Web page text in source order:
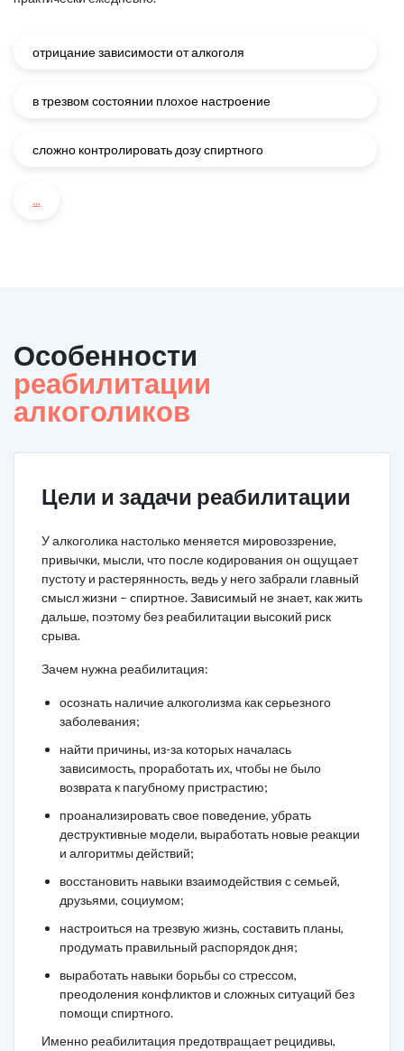
отрицание зависимости от алкоголя
в трезвом состоянии плохое настроение
сложно контролировать дозу спиртного
...
Особенности
реабилитации
алкоголиков
Цели и задачи реабилитации
У алкоголика настолько меняется мировоззрение,
привычки, мысли, что после кодирования он ощущает
пустоту и растерянность, ведь у него забрали главный
смысл жизни – спиртное. Зависимый не знает, как жить
дальше, поэтому без реабилитации высокий риск
срыва.
Зачем нужна реабилитация:
осознать наличие алкоголизма как серьезного
заболевания;
найти причины, из-за которых началась
зависимость, проработать их, чтобы не было
возврата к пагубному пристрастию;
проанализировать свое поведение, убрать
деструктивные модели, выработать новые реакции
и алгоритмы действий;
восстановить навыки взаимодействия с семьей,
друзьями, социумом;
настроиться на трезвую жизнь, составить планы,
продумать правильный распорядок дня;
выработать навыки борьбы со стрессом,
преодоления конфликтов и сложных ситуаций без
помощи спиртного.
Именно реабилитация предотвращает рецидивы,